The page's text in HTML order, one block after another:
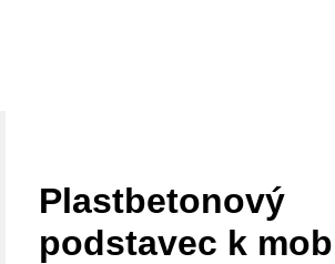
Plastbetonový
podstavec k